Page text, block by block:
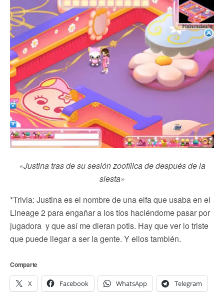
«Justina tras de su sesión zoofílica de después de la
siesta»
*Trivia: Justina es el nombre de una elfa que usaba en el
Lineage 2 para engañar a los tíos haciéndome pasar por
jugadora y que así me dieran potis. Hay que ver lo triste
que puede llegar a ser la gente. Y ellos también.
Comparte
X Facebook WhatsApp Telegram